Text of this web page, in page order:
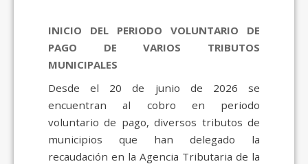
INICIO DEL PERIODO VOLUNTARIO DE
PAGO DE VARIOS TRIBUTOS
MUNICIPALES
Desde el 20 de junio de 2026 se
encuentran al cobro en periodo
voluntario de pago, diversos tributos de
municipios que han delegado la
recaudación en la Agencia Tributaria de la